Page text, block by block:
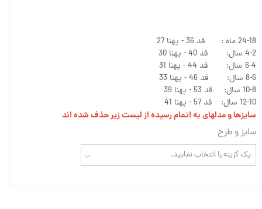
24-18 ماه : قد 36 - پهنا 27
4-2 سال: قد 40 - پهنا 30
6-4 سال: قد 44 - پهنا 31
8-6 سال: قد 46 - پهنا 33
10-8 سال: قد 53 - پهنا 39
12-10 سال: قد 57 - پهنا 41
سایزها و مدلهای به اتمام رسیده از لیست زیر حذف شده اند
سایز و طرح
یک گزینه را انتخاب نمایید.